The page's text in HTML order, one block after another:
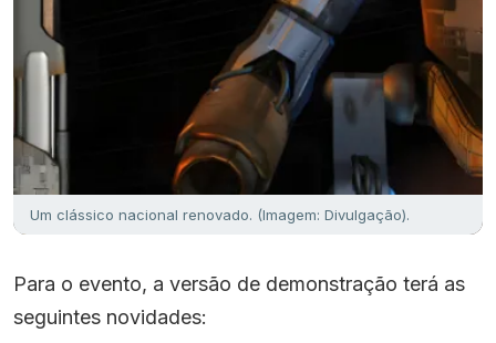
Um clássico nacional renovado. (Imagem: Divulgação).
Para o evento, a versão de demonstração terá as
seguintes novidades: